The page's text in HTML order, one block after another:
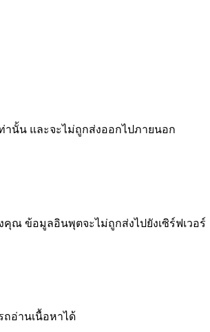
นั้น และจะไม่ถูกส่งออกไปภายนอก
คุณ ข้อมูลอินพุตจะไม่ถูกส่งไปยังเซิร์ฟเวอร์
ถอ่านเนื้อหาได้